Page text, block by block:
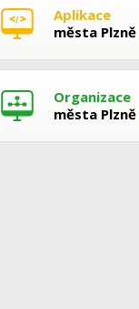
Aplikace
města Plzně
Organizace
města Plzně